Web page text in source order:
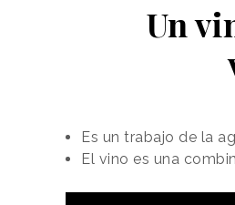
Un
Es un trabajo de la
El vino es una